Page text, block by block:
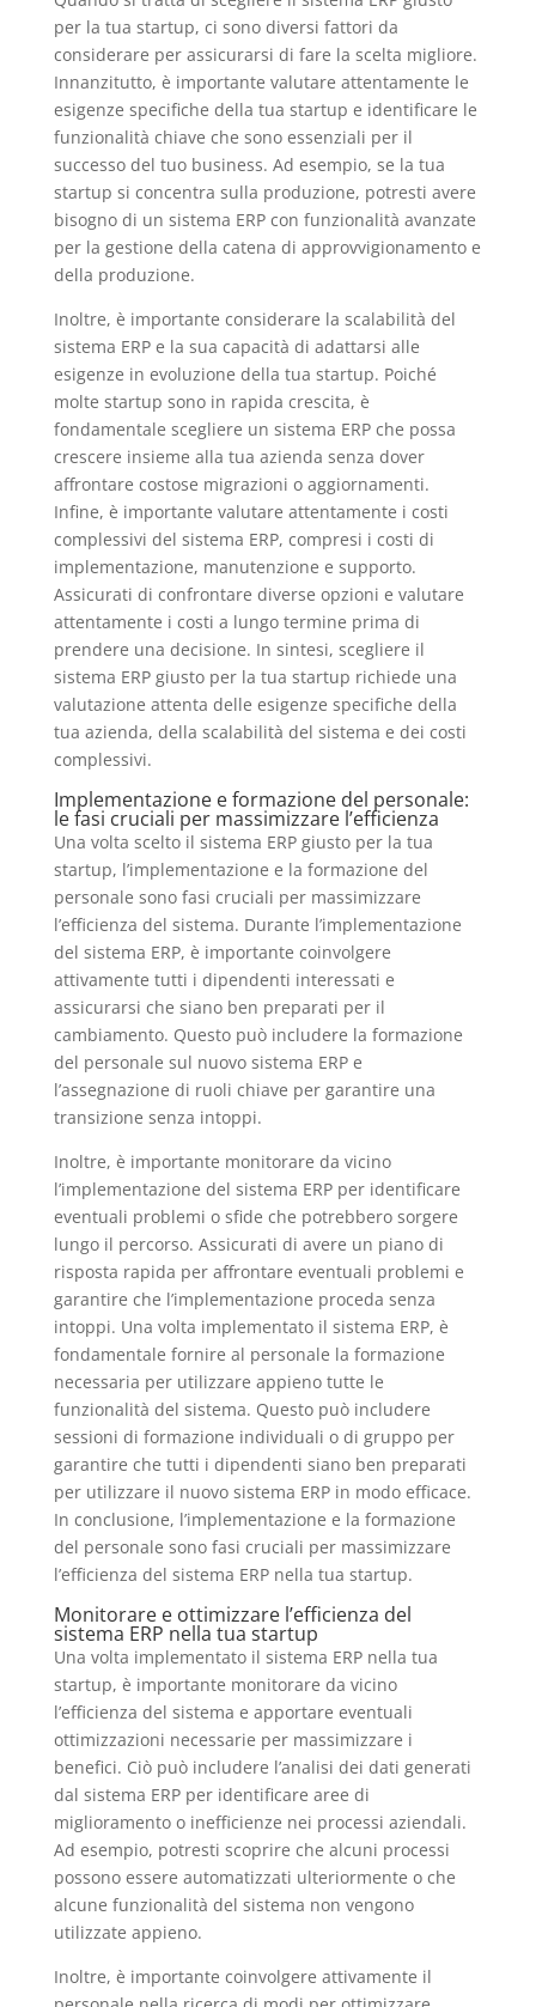
per la tua startup, ci sono diversi fattori da
considerare per assicurarsi di fare la scelta migliore.
Innanzitutto, è importante valutare attentamente le
esigenze specifiche della tua startup e identificare le
funzionalità chiave che sono essenziali per il
successo del tuo business. Ad esempio, se la tua
startup si concentra sulla produzione, potresti avere
bisogno di un sistema ERP con funzionalità avanzate
per la gestione della catena di approvvigionamento e
della produzione.
Inoltre, è importante considerare la scalabilità del
sistema ERP e la sua capacità di adattarsi alle
esigenze in evoluzione della tua startup. Poiché
molte startup sono in rapida crescita, è
fondamentale scegliere un sistema ERP che possa
crescere insieme alla tua azienda senza dover
affrontare costose migrazioni o aggiornamenti.
Infine, è importante valutare attentamente i costi
complessivi del sistema ERP, compresi i costi di
implementazione, manutenzione e supporto.
Assicurati di confrontare diverse opzioni e valutare
attentamente i costi a lungo termine prima di
prendere una decisione. In sintesi, scegliere il
sistema ERP giusto per la tua startup richiede una
valutazione attenta delle esigenze specifiche della
tua azienda, della scalabilità del sistema e dei costi
complessivi.
Implementazione e formazione del personale:
le fasi cruciali per massimizzare l’efficienza
Una volta scelto il sistema ERP giusto per la tua
startup, l’implementazione e la formazione del
personale sono fasi cruciali per massimizzare
l’efficienza del sistema. Durante l’implementazione
del sistema ERP, è importante coinvolgere
attivamente tutti i dipendenti interessati e
assicurarsi che siano ben preparati per il
cambiamento. Questo può includere la formazione
del personale sul nuovo sistema ERP e
l’assegnazione di ruoli chiave per garantire una
transizione senza intoppi.
Inoltre, è importante monitorare da vicino
l’implementazione del sistema ERP per identificare
eventuali problemi o sfide che potrebbero sorgere
lungo il percorso. Assicurati di avere un piano di
risposta rapida per affrontare eventuali problemi e
garantire che l’implementazione proceda senza
intoppi. Una volta implementato il sistema ERP, è
fondamentale fornire al personale la formazione
necessaria per utilizzare appieno tutte le
funzionalità del sistema. Questo può includere
sessioni di formazione individuali o di gruppo per
garantire che tutti i dipendenti siano ben preparati
per utilizzare il nuovo sistema ERP in modo efficace.
In conclusione, l’implementazione e la formazione
del personale sono fasi cruciali per massimizzare
l’efficienza del sistema ERP nella tua startup.
Monitorare e ottimizzare l’efficienza del
sistema ERP nella tua startup
Una volta implementato il sistema ERP nella tua
startup, è importante monitorare da vicino
l’efficienza del sistema e apportare eventuali
ottimizzazioni necessarie per massimizzare i
benefici. Ciò può includere l’analisi dei dati generati
dal sistema ERP per identificare aree di
miglioramento o inefficienze nei processi aziendali.
Ad esempio, potresti scoprire che alcuni processi
possono essere automatizzati ulteriormente o che
alcune funzionalità del sistema non vengono
utilizzate appieno.
Inoltre, è importante coinvolgere attivamente il